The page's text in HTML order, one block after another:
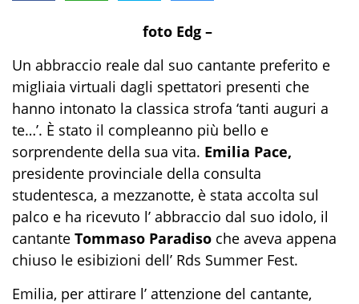
foto Edg –
Un abbraccio reale dal suo cantante preferito e
migliaia virtuali dagli spettatori presenti che
hanno intonato la classica strofa ‘tanti auguri a
te…’. È stato il compleanno più bello e
sorprendente della sua vita. Emilia Pace,
presidente provinciale della consulta
studentesca, a mezzanotte, è stata accolta sul
palco e ha ricevuto l’ abbraccio dal suo idolo, il
cantante Tommaso Paradiso che aveva appena
chiuso le esibizioni dell’ Rds Summer Fest.
Emilia, per attirare l’ attenzione del cantante,